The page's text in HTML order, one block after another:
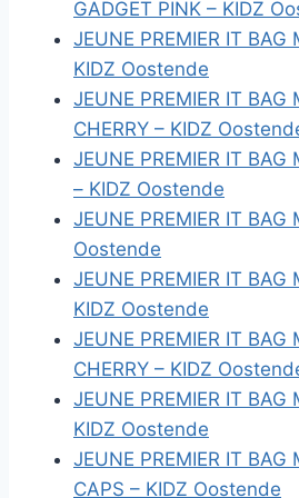
GADGET PINK – KIDZ
JEUNE PREMIER IT BAG
KIDZ Oostende
JEUNE PREMIER IT BAG
CHERRY – KIDZ
JEUNE PREMIER IT BAG
– KIDZ Oostende
JEUNE PREMIER IT BAG
Oostende
JEUNE PREMIER IT BAG
KIDZ Oostende
JEUNE PREMIER IT BAG
CHERRY – KIDZ
JEUNE PREMIER IT BAG
KIDZ Oostende
JEUNE PREMIER IT BAG
CAPS – KIDZ Oostende